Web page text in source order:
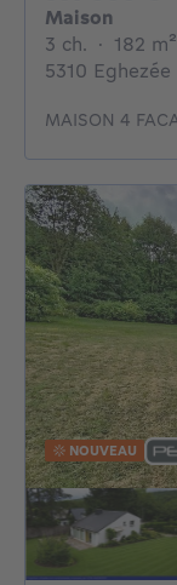
Maison
3 ch. 3
· 182 m²
5310 Eghezée
MAISON 4
NOUVEAU